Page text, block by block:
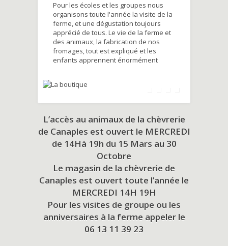
Pour les écoles et les groupes nous
organisons toute l'année la visite de la
ferme, et une dégustation toujours
apprécié de tous. Le vie de la ferme et
des animaux, la fabrication de nos
fromages, tout est expliqué et les
enfants apprennent énormément
L’accès au animaux de la chèvrerie
de Canaples est ouvert le MERCREDI
de 14Hà 19h du 15 Mars au 30
Octobre
Le magasin de la chèvrerie de
Canaples est ouvert toute l’année le
MERCREDI 14H 19H
Pour les visites de groupe ou les
anniversaires à la ferme appeler le
06 13 11 39 23